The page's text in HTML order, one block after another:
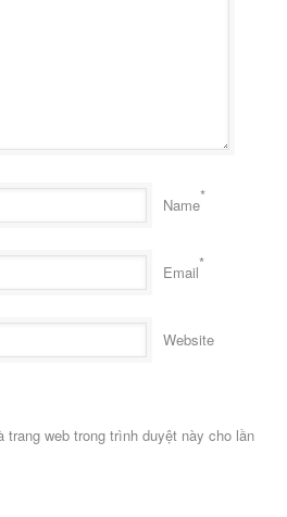
Name*
Email*
Website
trang web trong trình duyệt này cho lần